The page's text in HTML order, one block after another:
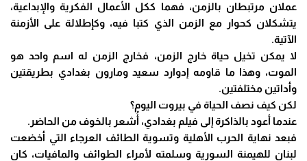
عملان مرتبطان بالزمن، فهما ككل الأعمال الفكرية والإبداعية،
يتشكلان كحوار مع الزمن الذي كتبا فيه، وكإطلالة على الأزمنة
الآتية.
لا يمكن تخيل حياة خارج الزمن، فخارج الزمن له اسم واحد هو
الموت، وهذا ما قاومه إدوارد سعيد ومارون بغدادي بطريقتين
وأداتين مختلفتين.
لكن كيف نصف الحياة في بيروت اليوم؟
عندما أعود بالذاكرة إلى فيلم بغدادي، أُشعر بالخوف من الحاضر.
فبعد نهاية الحرب الأهلية وتسوية الطائف العرجاء التي أخضعت
لبنان للهيمنة السورية وسلمته لأمراء الطوائف والمافيات، كان